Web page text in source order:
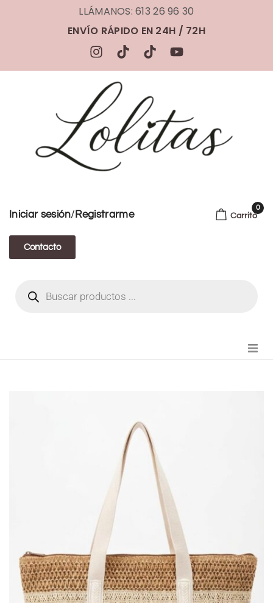
LLÁMANOS: 613 26 96 30
ENVÍO RÁPIDO EN 24H / 72H
Iniciar sesión/ Registrarme
Contacto
Carrito
0
MODA CHICA
BEAUTY
PERFUMES
BISUTERIA
BOLSOS Y MONEDEROS